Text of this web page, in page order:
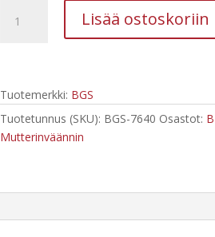
7640
Paineilmatoiminen
3800
Nm
määrä
Lisää ostoskoriin
Tuotemerkki: BGS
Tuotetunnus (SKU): BGS-7640 Osastot:
Mutterinväännin